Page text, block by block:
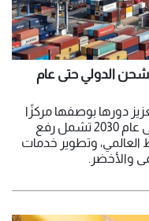
الدولي حتى عام
دورها بوصفها مركزًا
دوليًا للشحن، وحددت أهدافًا جديدة حتى عام 2030 تشمل رفع
العالمي، وتطوير خدمات
والأخضر.